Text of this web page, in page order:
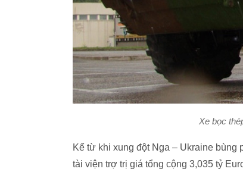
Xe bọc
Kể từ khi xung đột Nga – Ukraine bùng
tài viện trợ trị giá tổng cộng 3,035 tỷ